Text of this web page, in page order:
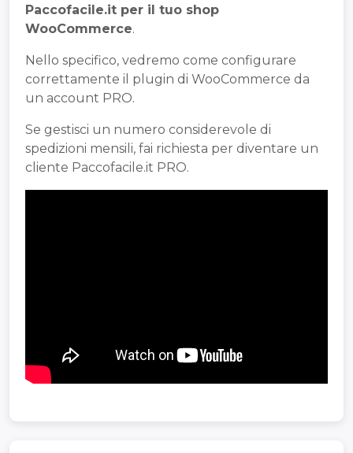
Paccofacile.it per il tuo shop
WooCommerce.
Nello specifico, vedremo come configurare
correttamente il plugin di WooCommerce da
un account PRO.
Se gestisci un numero considerevole di
spedizioni mensili, fai richiesta per diventare un
cliente Paccofacile.it PRO.